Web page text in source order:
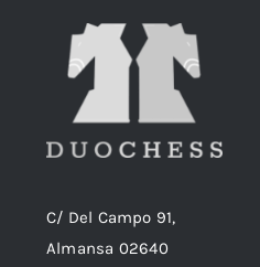
C/ Del Campo 91,
Almansa 02640